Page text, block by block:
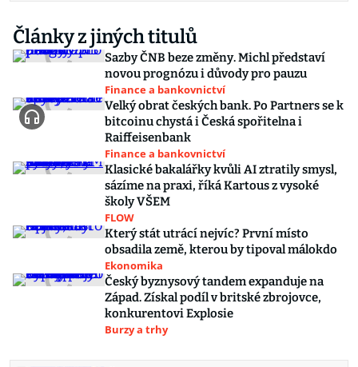
Články z jiných titulů
Sazby ČNB beze změny. Michl představí
novou prognózu i důvody pro pauzu
Finance a bankovnictví
Velký obrat českých bank. Po Partners se k
bitcoinu chystá i Česká spořitelna i
Raiffeisenbank
Finance a bankovnictví
Klasické bakalářky kvůli AI ztratily smysl,
sázíme na praxi, říká Kartous z vysoké
školy VŠEM
FLOW
Který stát utrácí nejvíc? První místo
obsadila země, kterou by tipoval málokdo
Ekonomika
Český byznysový tandem expanduje na
Západ. Získal podíl v britské zbrojovce,
konkurentovi Explosie
Burzy a trhy